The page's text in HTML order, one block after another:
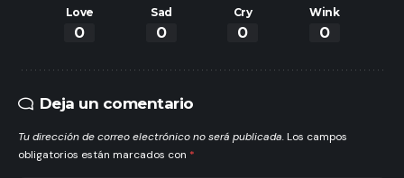
Love
0
Sad
0
Cry
0
Wink
0
Deja un comentario
Tu dirección de correo electrónico no será publicada. Los campos
obligatorios están marcados con *